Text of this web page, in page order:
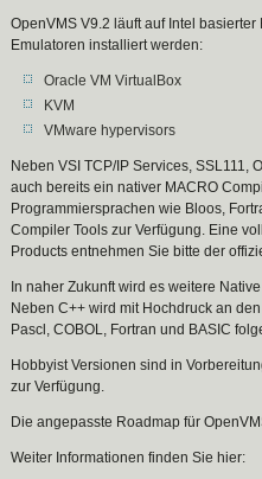
OpenVMS V9.2 läuft auf Intel
Emulatoren installiert werden:
Oracle VM VirtualBox
KVM
VMware hypervisors
Neben VSI TCP/IP Services, SSL111,
auch bereits ein nativer MACRO
Programmiersprachen wie Bloos,
Compiler Tools zur Verfügung. Eine
Products entnehmen Sie bitte der
In naher Zukunft wird es weitere
Neben C++ wird mit Hochdruck an
Pascl, COBOL, Fortran und BASIC
Hobbyist Versionen sind in
zur Verfügung.
Die angepasste Roadmap für
Weiter Informationen finden Sie hier: